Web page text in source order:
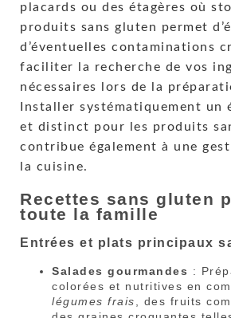
placards ou des étagères où
produits sans gluten permet
d’éventuelles contaminations
faciliter la recherche de vos
nécessaires lors de la
Installer systématiquement un
et distinct pour les produits
contribue également à une
la cuisine.
Recettes sans gluten
toute la famille
Entrées et plats principaux
Salades gourmandes :
colorées et nutritives en
légumes frais , des fruits